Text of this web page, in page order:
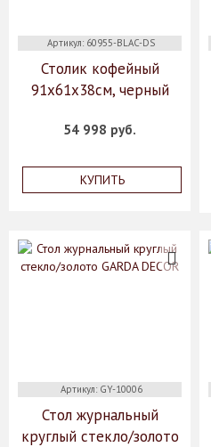
Артикул: 60955-BLAC-DS
Столик кофейный
91х61х38см, черный
54 998 руб.
КУПИТЬ
Артикул: GY-10006
Стол журнальный
круглый стекло/золото